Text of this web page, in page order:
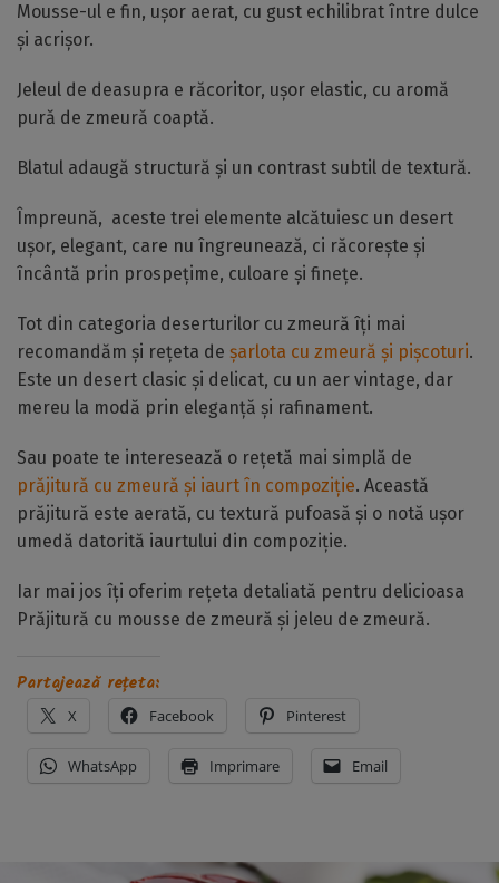
Mousse-ul e fin, ușor aerat, cu gust echilibrat între dulce
și acrișor.
Jeleul de deasupra e răcoritor, ușor elastic, cu aromă
pură de zmeură coaptă.
Blatul adaugă structură și un contrast subtil de textură.
Împreună, aceste trei elemente alcătuiesc un desert
ușor, elegant, care nu îngreunează, ci răcorește și
încântă prin prospețime, culoare și finețe.
Tot din categoria deserturilor cu zmeură îți mai
recomandăm și rețeta de șarlota cu zmeură și pișcoturi.
Este un desert clasic și delicat, cu un aer vintage, dar
mereu la modă prin eleganță și rafinament.
Sau poate te interesează o rețetă mai simplă de
prăjitură cu zmeură și iaurt în compoziție. Această
prăjitură este aerată, cu textură pufoasă și o notă ușor
umedă datorită iaurtului din compoziție.
Iar mai jos îți oferim rețeta detaliată pentru delicioasa
Prăjitură cu mousse de zmeură și jeleu de zmeură.
Partajează rețeta:
X Facebook Pinterest
WhatsApp Imprimare Email